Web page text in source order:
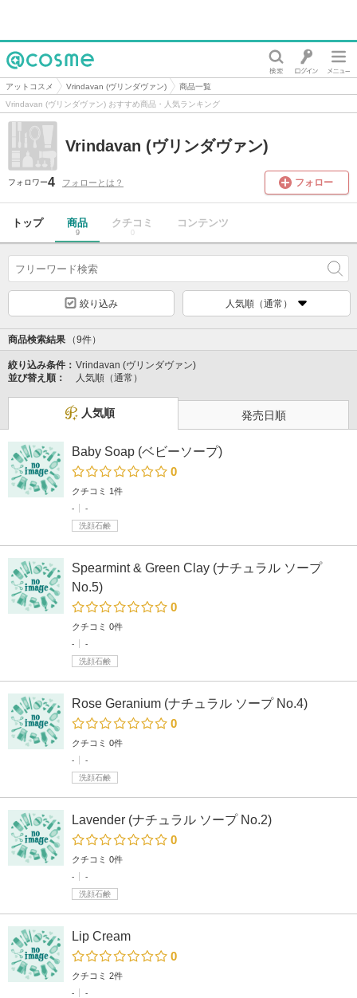
@cosme
アットコスメ Vrindavan (ヴリンダヴァン)
商品一覧
Vrindavan (ヴリンダヴァン) おすすめ商品・人気ランキング
Vrindavan (ヴリンダヴァン)
フォロワー4 フォローとは？ フォロー
トップ 商品
9
クチコミ
0
コンテンツ
絞り込み 人気順（通常）
商品検索結果 （9件）
絞り込み条件： Vrindavan (ヴリンダヴァン)
並び替え順：
人気順（通常）
人気順 発売日順
Baby Soap (ベビーソープ)
0
クチコミ 1件
-
-
洗顔石鹸
Spearmint & Green Clay (ナチュラル ソープ
No.5)
0
クチコミ 0件
-
-
洗顔石鹸
Rose Geranium (ナチュラル ソープ No.4)
0
クチコミ 0件
-
-
洗顔石鹸
Lavender (ナチュラル ソープ No.2)
0
クチコミ 0件
-
-
洗顔石鹸
Lip Cream
0
クチコミ 2件
-
-